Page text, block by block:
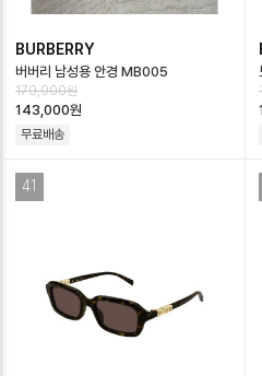
BURBERRY
버버리 남성용 안경 MB005
179,000원
143,000원
무료배송
41